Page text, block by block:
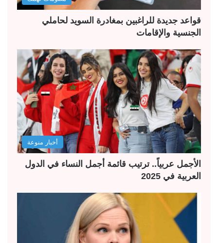
قواعد جديدة للراغبين بمغادرة السويد لحاملي
الجنسية والإقامات
أخبار منوعة
الأجمل عربياً.. ترتيب قائمة أجمل النساء في الدول
العربية في 2025